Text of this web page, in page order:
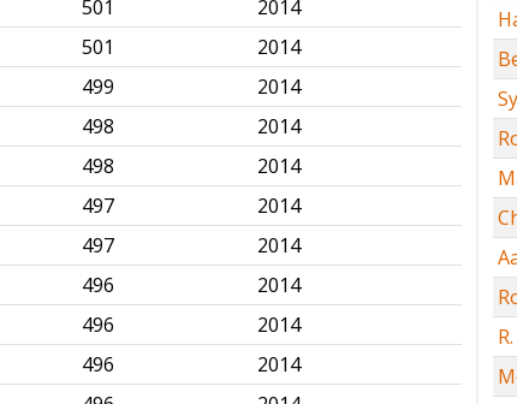
501 2014
501 2014
499 2014
498 2014
498 2014
497 2014
497 2014
496 2014
496 2014
496 2014